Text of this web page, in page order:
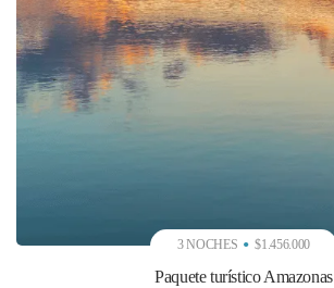
3 NOCHES $1.456.000
Paquete turístico Amazonas